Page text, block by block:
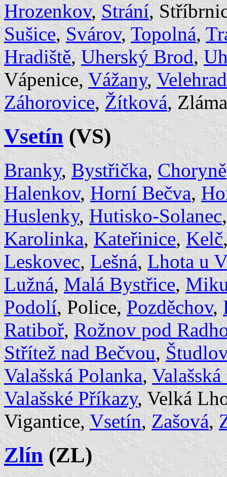
Hrozenkov, Strání,
Sušice, Svárov, Topolná,
Hradiště, Uherský Brod,
Vápenice, Vážany, Velehrad
Záhorovice, Žítková,
Vsetín (VS)
Branky, Bystřička, Choryně
Halenkov, Horní Bečva,
Huslenky, Hutisko-Solanec
Karolinka, Kateřinice, Kelč
Leskovec, Lešná, Lhota u
Lužná, Malá Bystřice,
Podolí, Police, Pozděchov,
Ratiboř, Rožnov pod
Střítež nad Bečvou, Študlov
Valašská Polanka, Valašská
Valašské Příkazy, Velká
Vigantice, Vsetín, Zašová,
Zlín (ZL)